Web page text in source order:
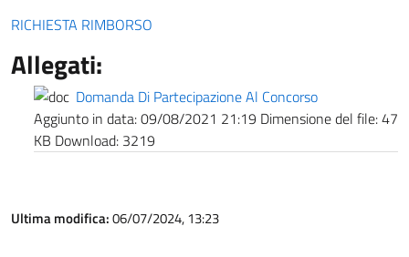
RICHIESTA RIMBORSO
Allegati:
Domanda Di Partecipazione Al Concorso
Aggiunto in data:09/08/2021 21:19 Dimensione del file:47
KB Download: 3219
Ultima modifica:06/07/2024, 13:23